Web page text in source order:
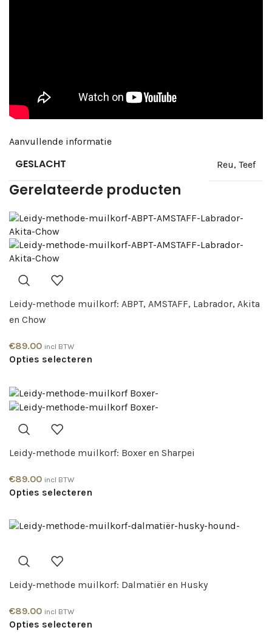
Aanvullende informatie
GESLACHT Reu, Teef
Gerelateerde producten
Leidy-methode muilkorf: ABPT, AMSTAFF, Labrador, Akita
en Chow
€89.00 incl BTW
Opties selecteren
Leidy-methode muilkorf: Boxer en Sharpei
€89.00 incl BTW
Opties selecteren
Leidy-methode muilkorf: Dalmatiër en Husky
€89.00 incl BTW
Opties selecteren